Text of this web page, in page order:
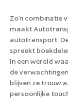
Zo’n combinatie
maakt
autotransport.
spreekt
In een wereld
de
blijven ze trouw
persoonlijke